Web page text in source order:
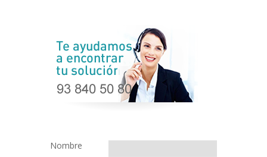
Nombre